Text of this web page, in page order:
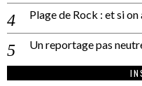
Plage de Rock : et si on
Un reportage pas